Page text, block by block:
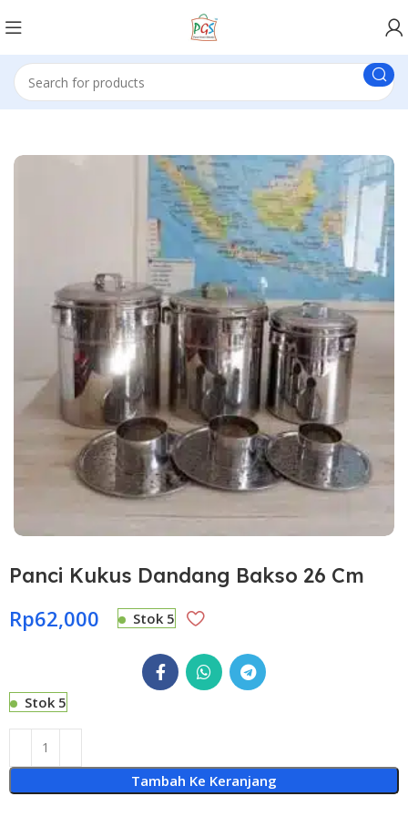
Panci Kukus Dandang Bakso 26 Cm
Rp62,000 Stok 5
Stok 5
Tambah Ke Keranjang